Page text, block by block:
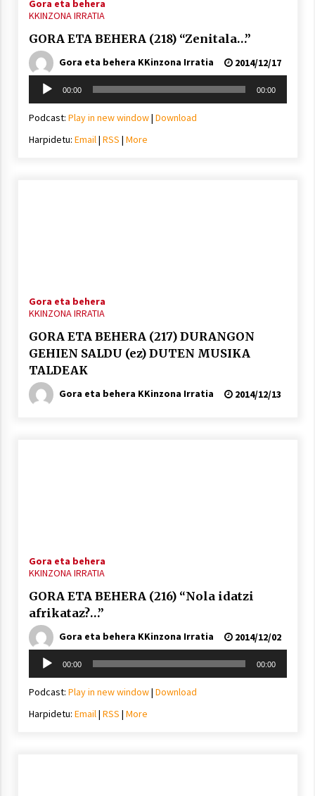
Gora eta behera
KKINZONA IRRATIA
GORA ETA BEHERA (218) “Zenitala…”
Gora eta behera KKinzona Irratia
2014/12/17
Soinu
erreproduzigailua
00:00 00:00
Podcast: Play in new window| Download
Harpidetu: Email| RSS | More
Gora eta behera
KKINZONA IRRATIA
GORA ETA BEHERA (217) DURANGON
GEHIEN SALDU (ez) DUTEN MUSIKA
TALDEAK
Gora eta behera KKinzona Irratia 2014/12/13
Gora eta behera
KKINZONA IRRATIA
GORA ETA BEHERA (216) “Nola idatzi
afrikataz?…”
Gora eta behera KKinzona Irratia
2014/12/02
Soinu
erreproduzigailua
00:00 00:00
Podcast: Play in new window| Download
Harpidetu: Email| RSS | More